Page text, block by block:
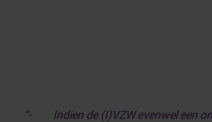
“- Indien de (I)VZW evenwel een